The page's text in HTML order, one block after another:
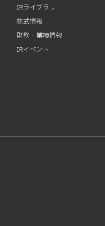
IRライブラリ
株式情報
財務・業績情報
IRイベント